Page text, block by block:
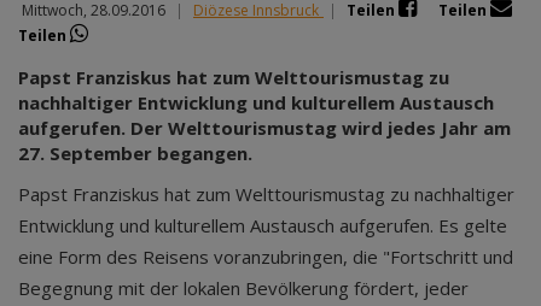
Mittwoch, 28.09.2016 | Diözese Innsbruck | Teilen
Teilen
Teilen
Papst Franziskus hat zum Welttourismustag zu
nachhaltiger Entwicklung und kulturellem Austausch
aufgerufen. Der Welttourismustag wird jedes Jahr am
27. September begangen.
Papst Franziskus hat zum Welttourismustag zu nachhaltiger
Entwicklung und kulturellem Austausch aufgerufen. Es gelte
eine Form des Reisens voranzubringen, die "Fortschritt und
Begegnung mit der lokalen Bevölkerung fördert, jeder